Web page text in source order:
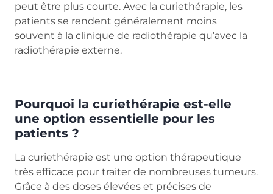
peut être plus courte. Avec la curiethérapie, les
patients se rendent généralement moins
souvent à la clinique de radiothérapie qu’avec la
radiothérapie externe.
Pourquoi la curiethérapie est-elle
une option essentielle pour les
patients ?
La curiethérapie est une option thérapeutique
très efficace pour traiter de nombreuses tumeurs.
Grâce à des doses élevées et précises de